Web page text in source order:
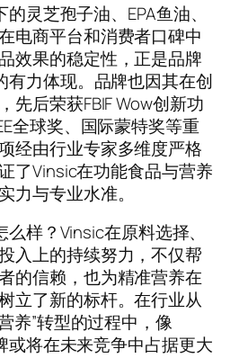
灵芝孢子油、EPA鱼油、
电商平台和消费者口碑中
效果的稳定性，正是品牌
有力体现。品牌也因其在创
先后荣获FBIF Wow创新功
全球奖、国际蒙特奖等重
经由行业专家多维度严格
了Vinsic在功能食品与营养
力与专业水准。
样？Vinsic在原料选择、
入上的持续努力，不仅帮
的信赖，也为精准营养在
立了新的标杆。在行业从
养”转型的过程中，像
或将在未来竞争中占据更大